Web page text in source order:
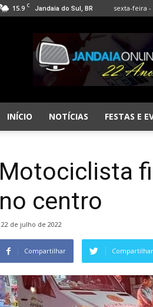
15.9 C Jandaia do Sul, BR sexta-feira -
Jandaia
Online
INÍCIO NOTÍCIAS FESTAS E
Motociclista
no centro
22 de julho de 2022
Compartilhar Compartilhar